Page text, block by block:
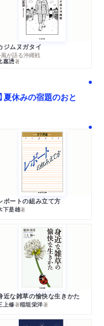
ジムヌガタイ
が語る沖縄戦
嘉慂著
休みの宿題のおと
ポートの組み立て方
下是雄著
近な雑草の愉快な生きかた
上修著稲垣栄洋著